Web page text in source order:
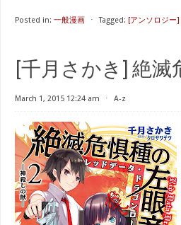
Posted in: 一般漫画 ⋅ Tagged: [アンソロジー
[千月さかき] 絶滅
March 1, 2015 12:24 am ⋅ A-z